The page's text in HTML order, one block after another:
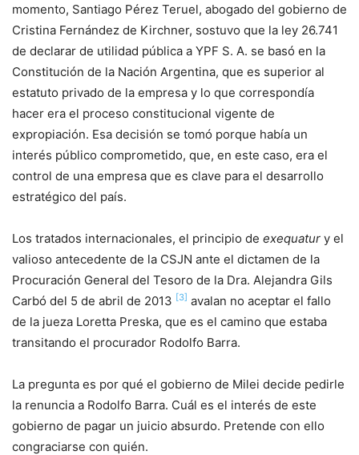
momento, Santiago Pérez Teruel, abogado del gobierno de
Cristina Fernández de Kirchner, sostuvo que la ley 26.741
de declarar de utilidad pública a YPF S. A. se basó en la
Constitución de la Nación Argentina, que es superior al
estatuto privado de la empresa y lo que correspondía
hacer era el proceso constitucional vigente de
expropiación. Esa decisión se tomó porque había un
interés público comprometido, que, en este caso, era el
control de una empresa que es clave para el desarrollo
estratégico del país.
Los tratados internacionales, el principio de exequatur y el
valioso antecedente de la CSJN ante el dictamen de la
Procuración General del Tesoro de la Dra. Alejandra Gils
Carbó del 5 de abril de 2013 [3] avalan no aceptar el fallo
de la jueza Loretta Preska, que es el camino que estaba
transitando el procurador Rodolfo Barra.
La pregunta es por qué el gobierno de Milei decide pedirle
la renuncia a Rodolfo Barra. Cuál es el interés de este
gobierno de pagar un juicio absurdo. Pretende con ello
congraciarse con quién.